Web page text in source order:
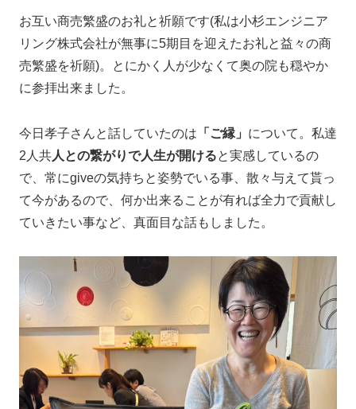
お互い商売繁盛のお礼と祈願です(私は小杉エンジニア
リング株式会社が無事に5期目を迎えたお礼と益々の商
売繁盛を祈願)。とにかく人が少なくて奥の院も穏やか
に参拝出来ました。
今日孝子さんと話していたのは 「ご縁」 について。私達
2人共人との繋がりで人生が開けると実感しているの
で、常にgiveの気持ちと姿勢でいる事、散々与えて貰っ
て今があるので、何か出来ることが有れば全力で貢献し
ていきたい事など、真面目な話もしました。